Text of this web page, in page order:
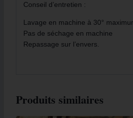
Conseil d’entretien :
Lavage en machine à 30°
Pas de séchage en machine
Repassage sur l’envers.
Produits similaires